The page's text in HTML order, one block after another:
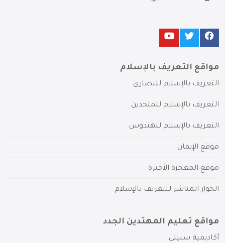
مواقع التعريف بالإسلام
التعريف بالإسلام للنصارى
التعريف بالإسلام للملحدين
التعريف بالإسلام للهندوس
موقع الإيمان
موقع المعجزة الأخيرة
الحوار المباشر للتعريف بالإسلام
مواقع تعليم المهتدين الجدد
أكاديمية سبيلي